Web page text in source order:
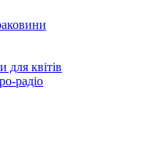
для квітів
радіо